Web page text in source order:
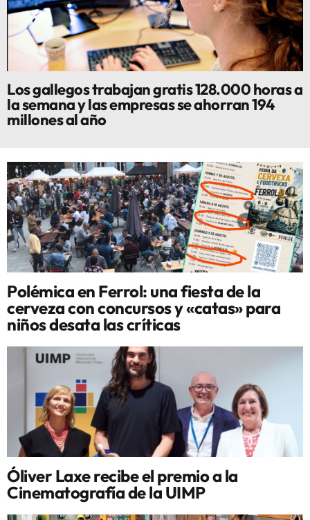
Los gallegos trabajan gratis 128.000 horas a
la semana y las empresas se ahorran 194
millones al año
Polémica en Ferrol: una fiesta de la
cerveza con concursos y «catas» para
niños desata las críticas
Óliver Laxe recibe el premio a la
Cinematografía de la UIMP